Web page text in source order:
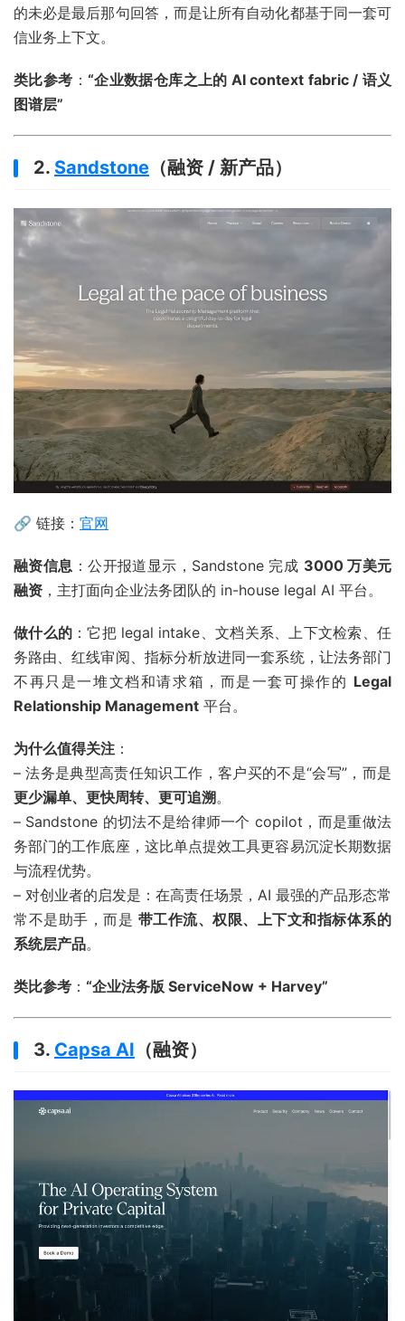
的未必是最后那句回答，而是让所有自动化都基于同一套可
信业务上下文。
类比参考 ： “企业数据仓库之上的 AI context fabric / 语义
图谱层”
2. Sandstone （融资 / 新产品）
🔗 链接： 官网
融资信息 ：公开报道显示，Sandstone 完成 3000 万美元
融资 ，主打面向企业法务团队的 in-house legal AI 平台。
做什么的 ：它把 legal intake、文档关系、上下文检索、任
务路由、红线审阅、指标分析放进同一套系统，让法务部门
不再只是一堆文档和请求箱，而是一套可操作的 Legal
Relationship Management 平台。
为什么值得关注 ：
– 法务是典型高责任知识工作，客户买的不是“会写”，而是
更少漏单、更快周转、更可追溯。
– Sandstone 的切法不是给律师一个 copilot，而是重做法
务部门的工作底座，这比单点提效工具更容易沉淀长期数据
与流程优势。
– 对创业者的启发是：在高责任场景，AI 最强的产品形态常
常不是助手，而是 带工作流、权限、上下文和指标体系的
系统层产品。
类比参考 ： “企业法务版 ServiceNow + Harvey”
3. Capsa AI （融资）